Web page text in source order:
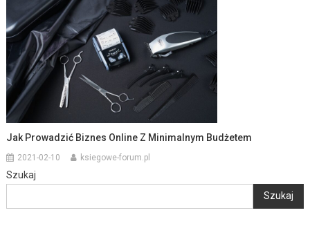
Jak Prowadzić Biznes Online Z Minimalnym Budżetem
2021-02-10 ksiegowe-forum.pl
Szukaj
Szukaj